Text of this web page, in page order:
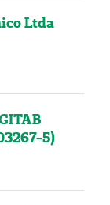
Ltda
5)